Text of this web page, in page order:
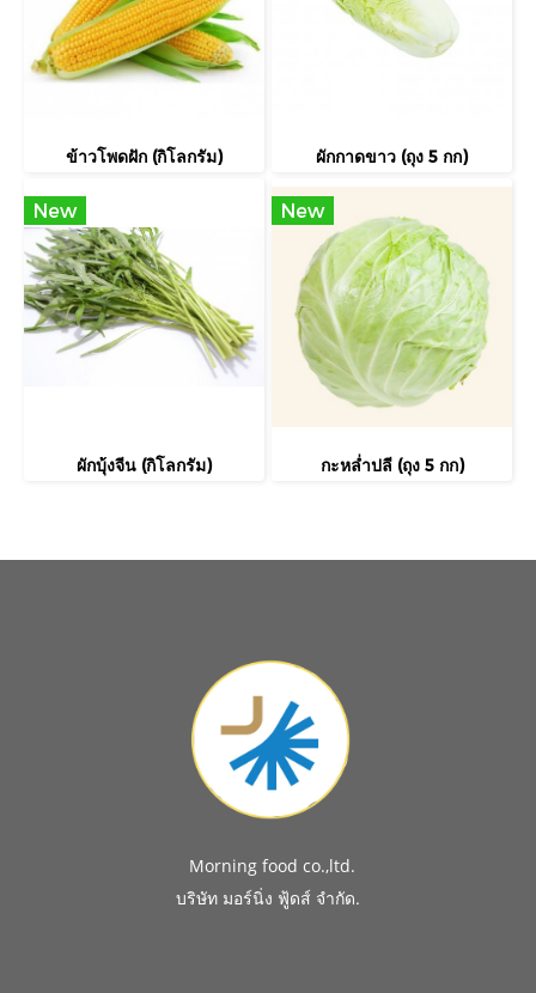
ข้าวโพดฝัก (กิโลกรัม) ผักกาดขาว (ถุง 5 กก)
New
ผักบุ้งจีน (กิโลกรัม)
New
กะหล่ำปลี (ถุง 5 กก)
Morning food co.,ltd.
บริษัท มอร์นิ่ง ฟู้ดส์ จำกัด.